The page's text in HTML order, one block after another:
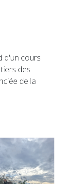
d'un cours
des
de la